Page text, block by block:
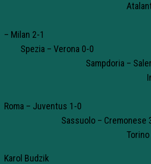
Atalanta –
– Milan
Spezia –
Sampdoria –
Inter –
Roma –
Sassuolo –
Torino –
Karol Budzik